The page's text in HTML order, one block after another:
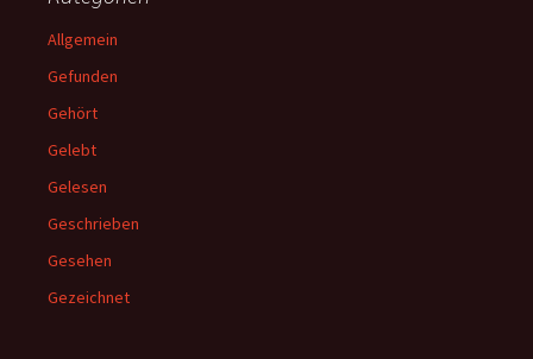
Allgemein
Gefunden
Gehört
Gelebt
Gelesen
Geschrieben
Gesehen
Gezeichnet